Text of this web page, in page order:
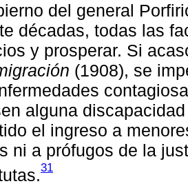
del general
décadas, todas las
y prosperar. Si
(1908), se
alguna
el ingreso a
ni a prófugos de la
31